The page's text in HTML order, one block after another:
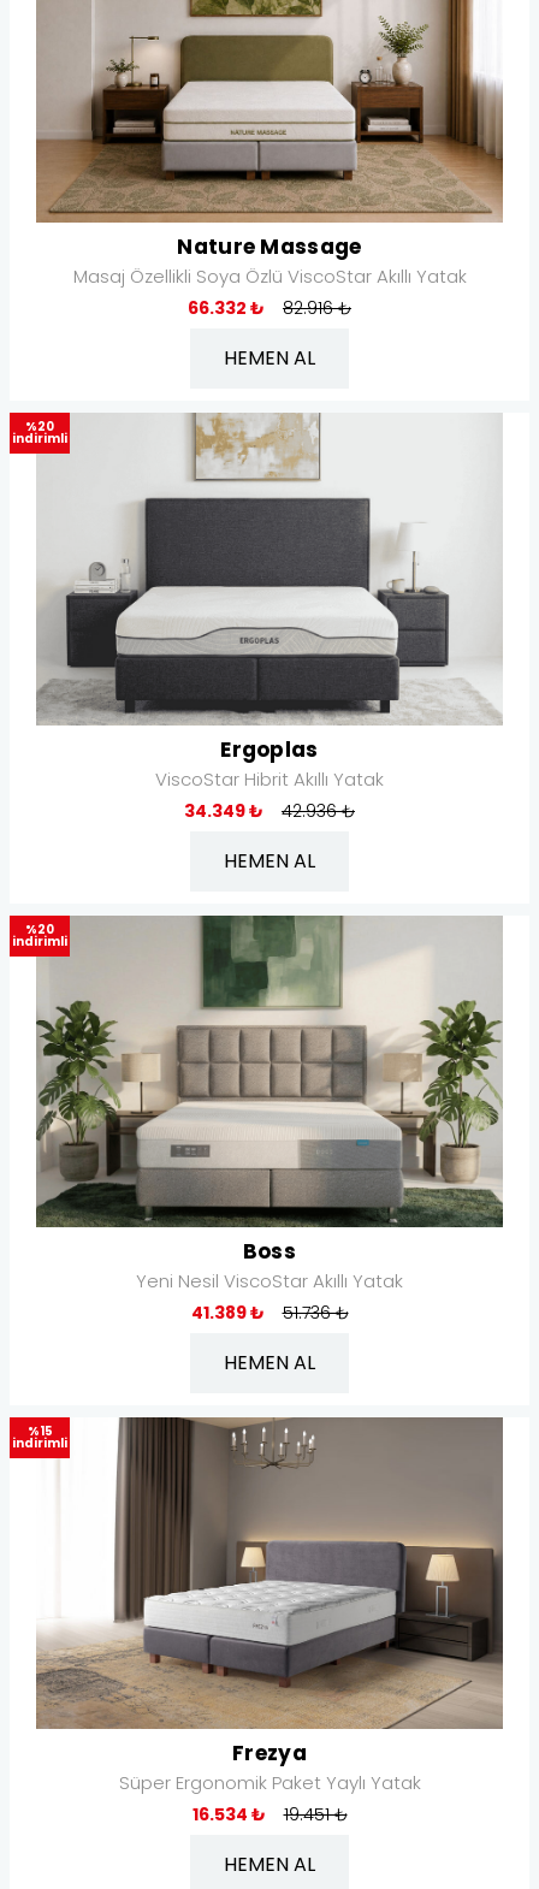
Nature Massage
Masaj Özellikli Soya Özlü ViscoStar Akıllı Yatak
66.332 ₺ 82.916 ₺
HEMEN AL
%20
indirimli
Ergoplas
ViscoStar Hibrit Akıllı Yatak
34.349 ₺ 42.936 ₺
HEMEN AL
%20
indirimli
Boss
Yeni Nesil ViscoStar Akıllı Yatak
41.389 ₺ 51.736 ₺
HEMEN AL
%15
indirimli
Frezya
Süper Ergonomik Paket Yaylı Yatak
16.534 ₺ 19.451 ₺
HEMEN AL